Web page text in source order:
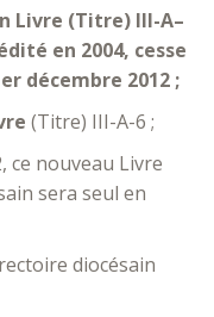
Livre (Titre) III-A–
en 2004, cesse
décembre 2012 ;
(Titre) III-A-6 ;
ce nouveau Livre
sera seul en
diocésain